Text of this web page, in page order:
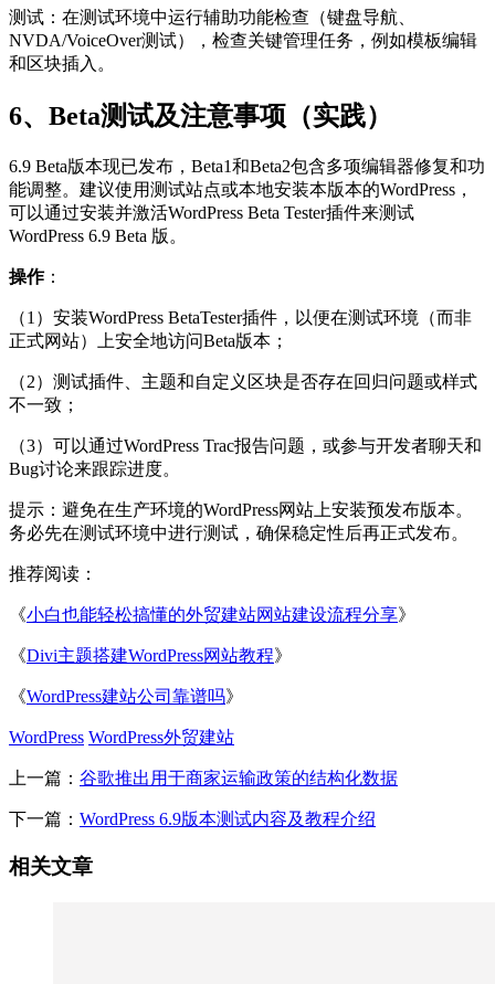
测试：在测试环境中运行辅助功能检查（键盘导航、
NVDA/VoiceOver测试），检查关键管理任务，例如模板编辑
和区块插入。
6、Beta测试及注意事项（实践）
6.9 Beta版本现已发布，Beta1和Beta2包含多项编辑器修复和功
能调整。建议使用测试站点或本地安装本版本的WordPress，
可以通过安装并激活WordPress Beta Tester插件来测试
WordPress 6.9 Beta 版。
操作：
（1）安装WordPress BetaTester插件，以便在测试环境（而非
正式网站）上安全地访问Beta版本；
（2）测试插件、主题和自定义区块是否存在回归问题或样式
不一致；
（3）可以通过WordPress Trac报告问题，或参与开发者聊天和
Bug讨论来跟踪进度。
提示：避免在生产环境的WordPress网站上安装预发布版本。
务必先在测试环境中进行测试，确保稳定性后再正式发布。
推荐阅读：
《小白也能轻松搞懂的外贸建站网站建设流程分享》
《Divi主题搭建WordPress网站教程》
《WordPress建站公司靠谱吗》
WordPress WordPress外贸建站
上一篇： 谷歌推出用于商家运输政策的结构化数据
下一篇： WordPress 6.9版本测试内容及教程介绍
相关文章